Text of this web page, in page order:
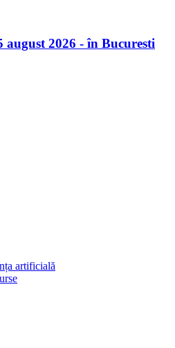
august 2026 - în Bucuresti
artificială